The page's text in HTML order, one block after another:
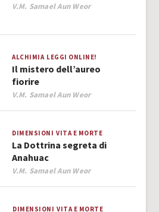
Author
V.M. Samael Aun Weor
ALCHIMIA LEGGI ONLINE!
Il mistero dell’aureo
fiorire
Author
V.M. Samael Aun Weor
DIMENSIONI VITA E MORTE
La Dottrina segreta di
Anahuac
Author
V.M. Samael Aun Weor
DIMENSIONI VITA E MORTE